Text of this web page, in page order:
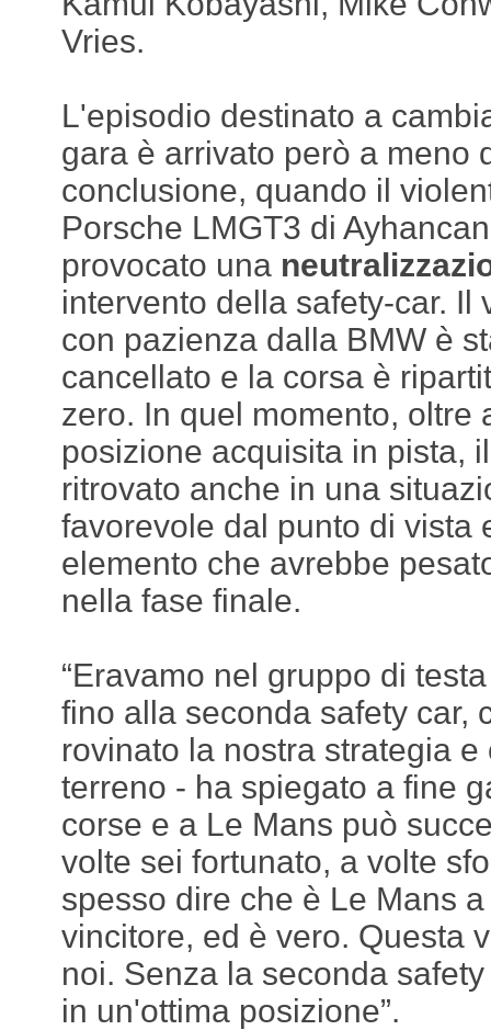
Vries.
L'episodio destinato a
gara è arrivato però a meno
conclusione, quando il
Porsche LMGT3 di
provocato una
intervento della safety-car. Il
con pazienza dalla BMW è
cancellato e la corsa è
zero. In quel momento, oltre
posizione acquisita in pista,
ritrovato anche in una
favorevole dal punto di vista
elemento che avrebbe
nella fase finale.
“Eravamo nel gruppo di
fino alla seconda safety car,
rovinato la nostra strategia
terreno - ha spiegato a fine
corse e a Le Mans può
volte sei fortunato, a volte
spesso dire che è Le Mans
vincitore, ed è vero. Questa
noi. Senza la seconda
in un'ottima posizione”.